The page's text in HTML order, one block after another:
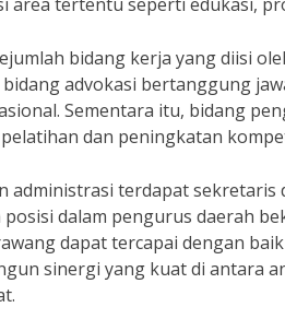
bidang kerja yang diisi
bidang advokasi bertanggung
Sementara itu, bidang
dan peningkatan
administrasi terdapat
posisi dalam pengurus daerah
dapat tercapai dengan
sinergi yang kuat di antara